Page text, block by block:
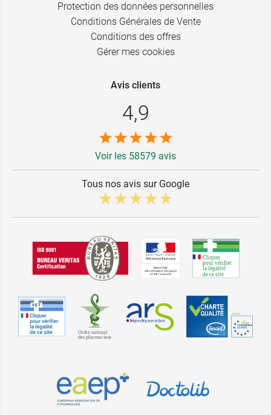
Protection des données personnelles
Conditions Générales de Vente
Conditions des offres
Gérer mes cookies
Avis clients
4,9
Voir les 58579 avis
Tous nos avis sur Google